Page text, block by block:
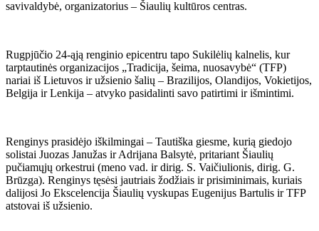
savivaldybė, organizatorius – Šiaulių kultūros centras.
Rugpjūčio 24-ąją renginio epicentru tapo Sukilėlių kalnelis, kur
tarptautinės organizacijos „Tradicija, šeima, nuosavybė“ (TFP)
nariai iš Lietuvos ir užsienio šalių – Brazilijos, Olandijos, Vokietijos,
Belgija ir Lenkija – atvyko pasidalinti savo patirtimi ir išmintimi.
Renginys prasidėjo iškilmingai – Tautiška giesme, kurią giedojo
solistai Juozas Janužas ir Adrijana Balsytė, pritariant Šiaulių
pučiamųjų orkestrui (meno vad. ir dirig. S. Vaičiulionis, dirig. G.
Brūzga). Renginys tęsėsi jautriais žodžiais ir prisiminimais, kuriais
dalijosi Jo Ekscelencija Šiaulių vyskupas Eugenijus Bartulis ir TFP
atstovai iš užsienio.